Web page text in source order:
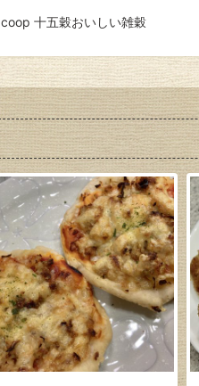
coop 十五穀おいしい雑穀